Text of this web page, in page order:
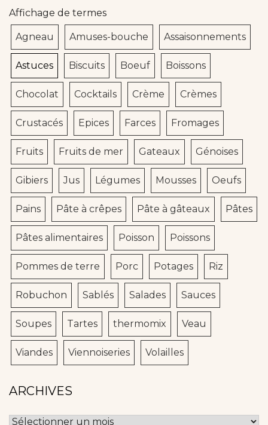
Affichage de termes
Agneau Amuses-bouche Assaisonnements
Astuces Biscuits Boeuf Boissons
Chocolat Cocktails Crème Crèmes
Crustacés Epices Farces Fromages
Fruits Fruits de mer Gateaux Génoises
Gibiers Jus Légumes Mousses Oeufs
Pains Pâte à crêpes Pâte à gâteaux Pâtes
Pâtes alimentaires Poisson Poissons
Pommes de terre Porc Potages Riz
Robuchon Sablés Salades Sauces
Soupes Tartes thermomix Veau
Viandes Viennoiseries Volailles
ARCHIVES
Archives